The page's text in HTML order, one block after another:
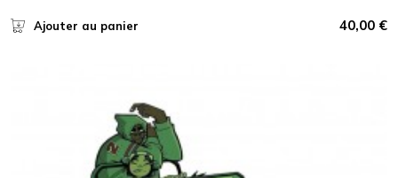
Ajouter au panier 40,00 €